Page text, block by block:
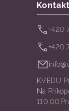
+420
+420
KVEDU
Na
110 00